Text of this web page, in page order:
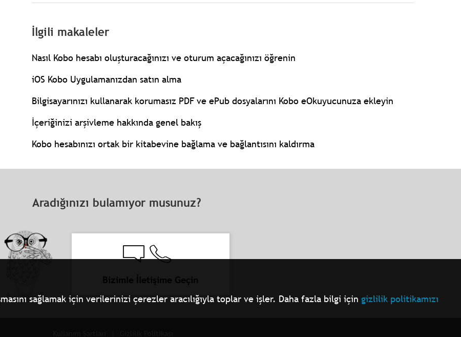
sağlamak için verilerinizi çerezler aracılığıyla toplar ve işler. Daha fazla bilgi içingizlilik politikamızı
İlgili makaleler
Nasıl Kobo hesabı oluşturacağınızı ve oturum açacağınızı öğrenin
iOS Kobo Uygulamanızdan satın alma
Bilgisayarınızı kullanarak korumasız PDF ve ePub dosyalarını Kobo eOkuyucunuza ekleyin
İçeriğinizi arşivleme hakkında genel bakış
Kobo hesabınızı ortak bir kitabevine bağlama ve bağlantısını kaldırma
Aradığınızı bulamıyor musunuz?
Bizimle İletişime Geçin